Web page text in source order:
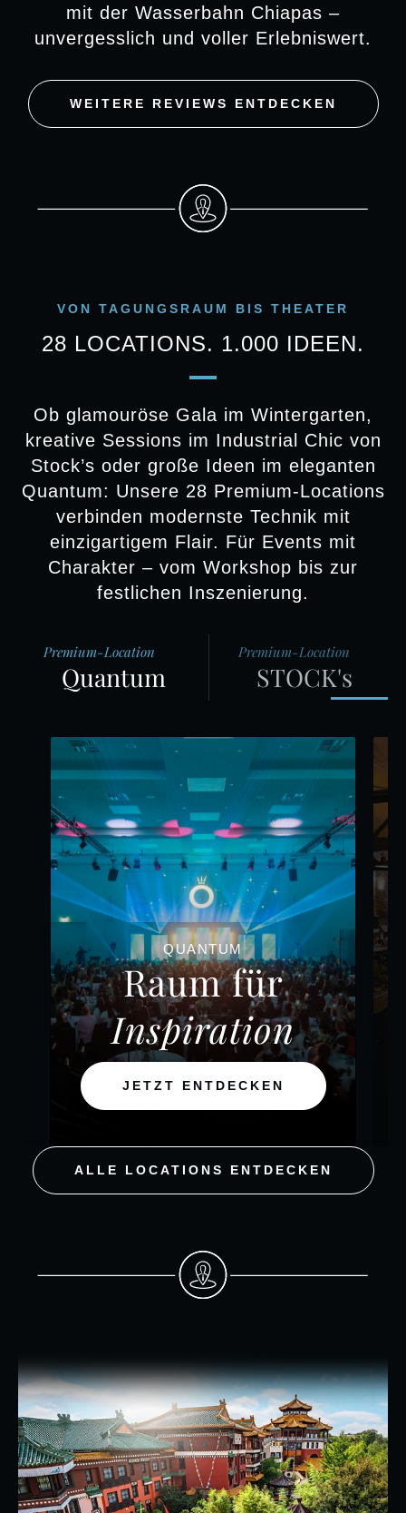
mit der Wasserbahn Chiapas –
unvergesslich und voller Erlebniswert.
WEITERE REVIEWS ENTDECKEN
VON TAGUNGSRAUM BIS THEATER
28 LOCATIONS. 1.000 IDEEN.
Ob glamouröse Gala im Wintergarten,
kreative Sessions im Industrial Chic von
Stock’s oder große Ideen im eleganten
Quantum: Unsere 28 Premium-Locations
verbinden modernste Technik mit
einzigartigem Flair. Für Events mit
Charakter – vom Workshop bis zur
festlichen Inszenierung.
Premium-Location
Quantum
Premium-Location
STOCK's
QUANTUM
Raum für
Inspiration
JETZT ENTDECKEN
ALLE LOCATIONS ENTDECKEN